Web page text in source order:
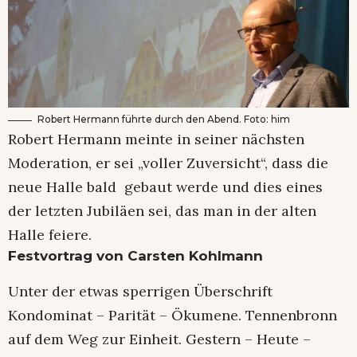
Robert Hermann führte durch den Abend. Foto: him
Robert Hermann meinte in seiner nächsten
Moderation, er sei „voller Zuversicht“, dass die
neue Halle bald gebaut werde und dies eines
der letzten Jubiläen sei, das man in der alten
Halle feiere.
Festvortrag von Carsten Kohlmann
Unter der etwas sperrigen Überschrift
Kondominat – Parität – Ökumene. Tennenbronn
auf dem Weg zur Einheit. Gestern – Heute –